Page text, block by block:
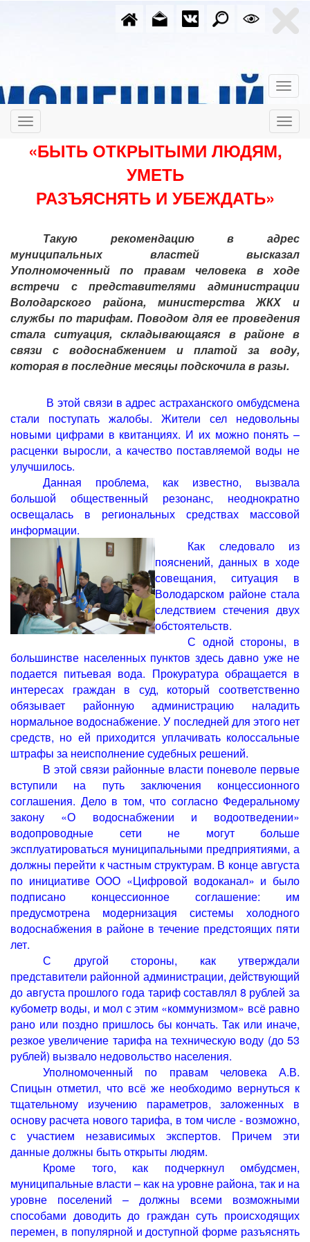
«БЫТЬ ОТКРЫТЫМИ ЛЮДЯМ,
УМЕТЬ
РАЗЪЯСНЯТЬ И УБЕЖДАТЬ»
Такую рекомендацию в адрес
муниципальных властей высказал
Уполномоченный по правам человека в ходе
встречи с представителями администрации
Володарского района, министерства ЖКХ и
службы по тарифам. Поводом для ее проведения
стала ситуация, складывающаяся в районе в
связи с водоснабжением и платой за воду,
которая в последние месяцы подскочила в разы.
В этой связи в адрес астраханского омбудсмена
стали поступать жалобы. Жители сел недовольны
новыми цифрами в квитанциях. И их можно понять –
расценки выросли, а качество поставляемой воды не
улучшилось.
Данная проблема, как известно, вызвала
большой общественный резонанс, неоднократно
освещалась в региональных средствах массовой
информации.
Как следовало из
пояснений, данных в ходе
совещания, ситуация в
Володарском районе стала
следствием стечения двух
обстоятельств.
С одной стороны, в
большинстве населенных пунктов здесь давно уже не
подается питьевая вода. Прокуратура обращается в
интересах граждан в суд, который соответственно
обязывает районную администрацию наладить
нормальное водоснабжение. У последней для этого нет
средств, но ей приходится уплачивать колоссальные
штрафы за неисполнение судебных решений.
В этой связи районные власти поневоле первые
вступили на путь заключения концессионного
соглашения. Дело в том, что согласно Федеральному
закону «О водоснабжении и водоотведении»
водопроводные сети не могут больше
эксплуатироваться муниципальными предприятиями, а
должны перейти к частным структурам. В конце августа
по инициативе ООО «Цифровой водоканал» и было
подписано концессионное соглашение: им
предусмотрена модернизация системы холодного
водоснабжения в районе в течение предстоящих пяти
лет.
С другой стороны, как утверждали
представители районной администрации, действующий
до августа прошлого года тариф составлял 8 рублей за
кубометр воды, и мол с этим «коммунизмом» всё равно
рано или поздно пришлось бы кончать. Так или иначе,
резкое увеличение тарифа на техническую воду (до 53
рублей) вызвало недовольство населения.
Уполномоченный по правам человека А.В.
Спицын отметил, что всё же необходимо вернуться к
тщательному изучению параметров, заложенных в
основу расчета нового тарифа, в том числе - возможно,
с участием независимых экспертов. Причем эти
данные должны быть открыты людям.
Кроме того, как подчеркнул омбудсмен,
муниципальные власти – как на уровне района, так и на
уровне поселений – должны всеми возможными
способами доводить до граждан суть происходящих
перемен, в популярной и доступной форме разъяснять